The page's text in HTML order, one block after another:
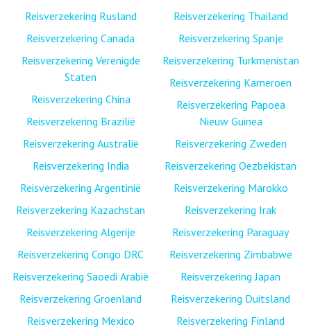
Reisverzekering Rusland
Reisverzekering Canada
Reisverzekering Verenigde
Staten
Reisverzekering China
Reisverzekering Brazilië
Reisverzekering Australië
Reisverzekering India
Reisverzekering Argentinië
Reisverzekering Kazachstan
Reisverzekering Algerije
Reisverzekering Congo DRC
Reisverzekering Saoedi Arabië
Reisverzekering Groenland
Reisverzekering Mexico
Reisverzekering Thailand
Reisverzekering Spanje
Reisverzekering Turkmenistan
Reisverzekering Kameroen
Reisverzekering Papoea
Nieuw Guinea
Reisverzekering Zweden
Reisverzekering Oezbekistan
Reisverzekering Marokko
Reisverzekering Irak
Reisverzekering Paraguay
Reisverzekering Zimbabwe
Reisverzekering Japan
Reisverzekering Duitsland
Reisverzekering Finland